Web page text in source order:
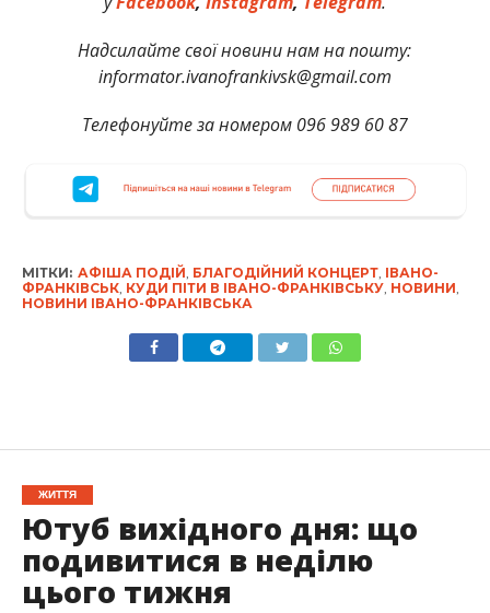
Надсилайте свої новини нам на пошту:
informator.ivanofrankivsk@gmail.com
Телефонуйте за номером 096 989 60 87
МІТКИ: АФІША ПОДІЙ БЛАГОДІЙНИЙ КОНЦЕРТ, ІВАНО-
ФРАНКІВСЬК, КУДИ ПІТИ В ІВАНО-ФРАНКІВСЬКУ, НОВИНИ
НОВИНИ ІВАНО-ФРАНКІВСЬКА
ЖИТТЯ
Ютуб вихідного дня: що
подивитися в неділю
цього тижня